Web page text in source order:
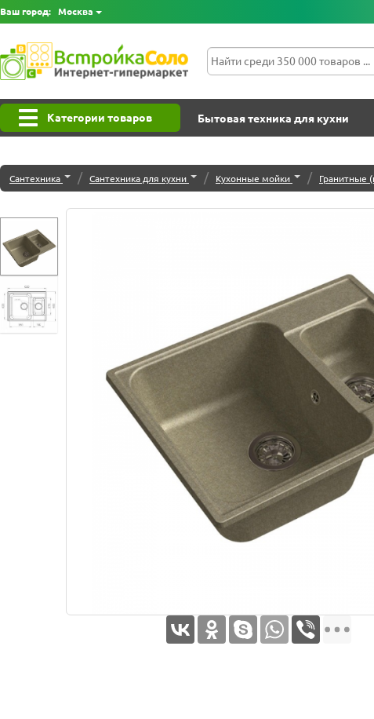
Ваш город: Москва
Категории товаров Бытовая техника для кухни
Сантехника / Сантехника для кухни / Кухонные мойки / Гранитные